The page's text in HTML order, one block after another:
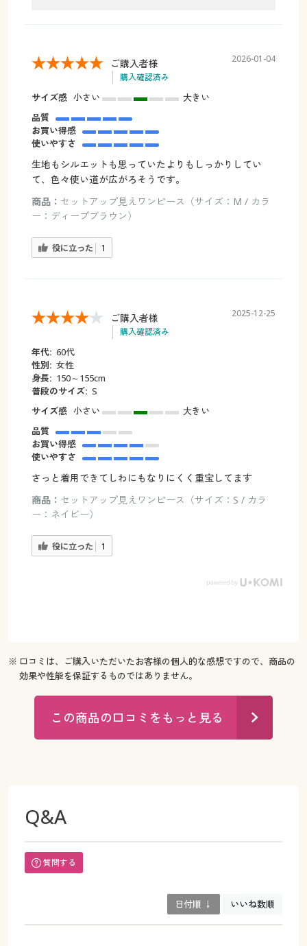
ご購入者様
購入確認済み
2026-01-04
サイズ感 小さい
大きい
品質
お買い得感
使いやすさ
生地もシルエットも思っていたよりもしっかりしてい
て、色々使い道が広がろそうです。
商品： セットアップ見えワンピース（サイズ：M / カラ
ー：ディープブラウン）
役に立った 1
ご購入者様
購入確認済み
2025-12-25
年代: 60代
性別: 女性
身長: 150～155cm
普段のサイズ: S
サイズ感 小さい
大きい
品質
お買い得感
使いやすさ
さっと着用できてしわにもなりにくく重宝してます
商品： セットアップ見えワンピース（サイズ：S / カラ
ー：ネイビー）
役に立った 1
※ 口コミは、ご購入いただいたお客様の個人的な感想ですので、商品の
効果や性能を保証するものではありません。
この商品の口コミをもっと見る
Q&A
質問する
日付順 ↓ いいね数順